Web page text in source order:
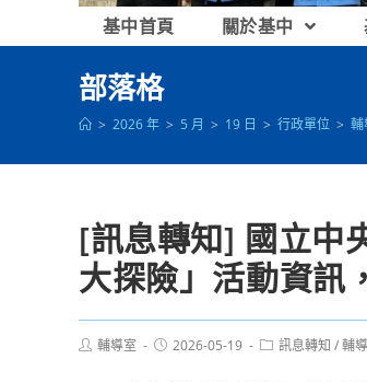
基中首頁 關於基中
部落格
> 2026 年 > 5 月 > 19 日 > 行政單位 > 輔
[訊息轉知] 國立中
大探險」活動資訊
Post輔導室
Post2026-05-19
Post訊息轉知 /輔